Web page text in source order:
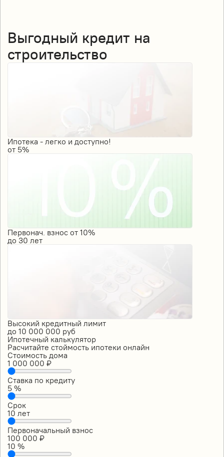
Выгодный кредит на
строительство
Ипотека - легко и доступно!
от 5%
Первонач. взнос от 10%
до 30 лет
Высокий кредитный лимит
до 10 000 000 руб
Ипотечный калькулятор
Расчитайте стоймость ипотеки онлайн
Стоимость дома
1 000 000 ₽
Ставка по кредиту
5 %
Срок
10 лет
Первоначальный взнос
100 000 ₽
10 %